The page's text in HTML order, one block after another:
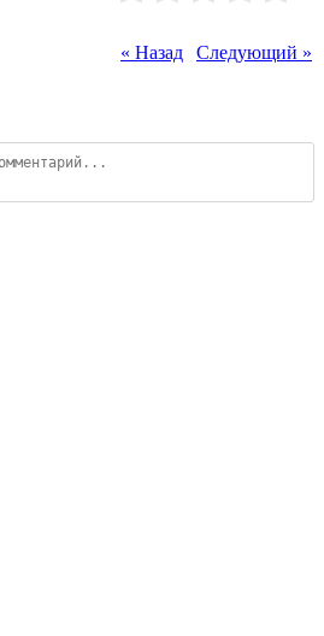
« Назад Следующий »